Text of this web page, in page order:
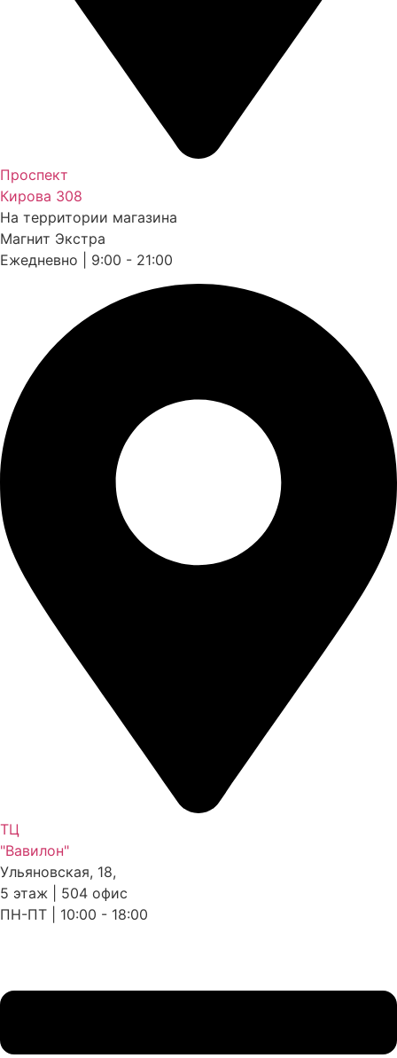
Проспект
Кирова 308
На территории магазина
Магнит Экстра
Ежедневно | 9:00 - 21:00
ТЦ
"Вавилон"
Ульяновская, 18,
5 этаж | 504 офис
ПН-ПТ | 10:00 - 18:00